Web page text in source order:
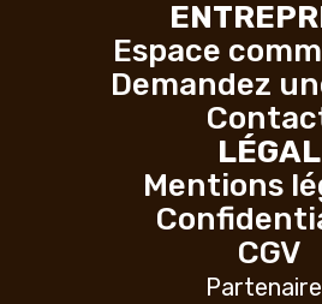
Espace
Demandez
LÉGAL
Mentions
CGV